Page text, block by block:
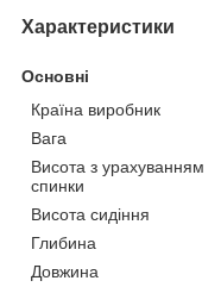
Характеристики
Основні
Країна виробник
Вага
Висота з урахуванням
спинки
Висота сидіння
Глибина
Довжина